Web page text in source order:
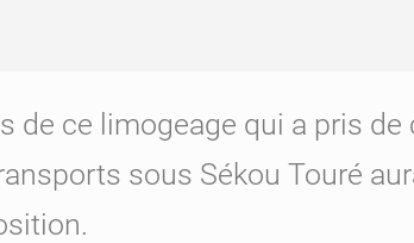
de ce limogeage qui a pris
sous Sékou Touré